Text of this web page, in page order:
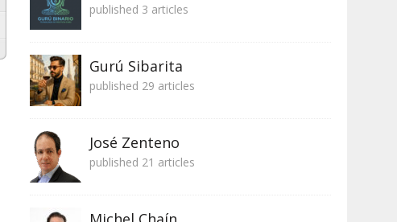
published 3 articles
Gurú Sibarita
published 29 articles
José Zenteno
published 21 articles